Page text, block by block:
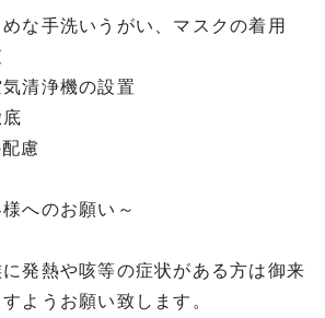
な手洗いうがい、マスクの着用
清浄機の設置
慮
へのお願い～
発熱や咳等の症状がある方は御来
ようお願い致します。